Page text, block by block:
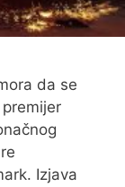
da se
Izjava